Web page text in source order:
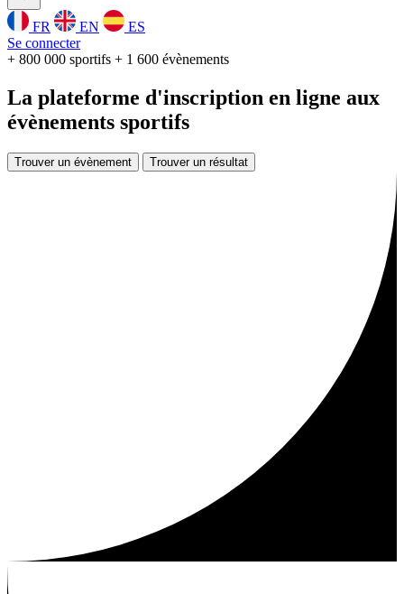
FR EN
ES
Se connecter
+ 800 000 sportifs + 1 600 évènements
La plateforme d'inscription en ligne aux
évènements sportifs
Trouver un évènement Trouver un résultat